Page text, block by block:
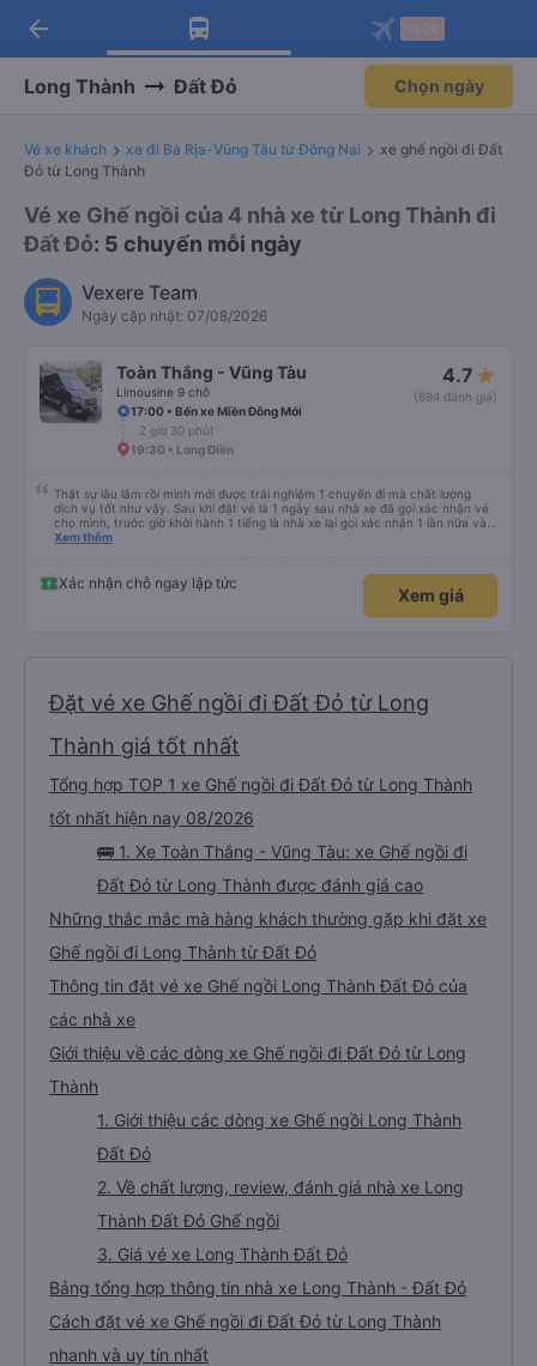
Tải app Vexere ngay!
Nhận ưu đãi thành viên độc
Mở app
Tải app Vexere
-30k/ghế khi đặt vé máy bay qua
Mở app
arrow_back
Long Thành Đất Đỏ Chọn ngày
Vé xe khách xe đi Bà Rịa-Vũng Tàu từ Đồng Nai
xe ghế ngồi đi Đất
Đỏ từ Long Thành
Vé xe Ghế ngồi của 4 nhà xe từ Long Thành đi
Đất Đỏ: 5 chuyến mỗi ngày
Vexere Team
Ngày cập nhật: 07/08/2026
Toàn Thắng - Vũng Tàu
Limousine 9 chỗ
4.7
(894 đánh giá)
17:00 • Bến xe Miền Đông Mới
2 giờ 30 phút
19:30 • Long Điền
Thật sự lâu lắm rồi mình mới được trải nghiệm 1 chuyến đi mà chất lượng
dịch vụ tốt như vậy. Sau khi đặt vé là 1 ngày sau nhà xe đã gọi xác nhận vé
cho mình, trước giờ khởi hành 1 tiếng là nhà xe lại gọi xác nhận 1 lần nữa và
cung cấp số đt của bác tài và số xe. Dịch vụ tốt, xe sạch sẽ và bác tài chạy
Xem thêm
Xác nhận chỗ ngay lập tức
Xem giá
Đặt vé xe Ghế ngồi đi Đất Đỏ từ Long
Thành giá tốt nhất
Tổng hợp TOP 1 xe Ghế ngồi đi Đất Đỏ từ Long Thành
tốt nhất hiện nay 08/2026
🚌 1. Xe Toàn Thắng - Vũng Tàu: xe Ghế ngồi đi
Đất Đỏ từ Long Thành được đánh giá cao
Những thắc mắc mà hàng khách thường gặp khi đặt xe
Ghế ngồi đi Long Thành từ Đất Đỏ
Thông tin đặt vé xe Ghế ngồi Long Thành Đất Đỏ của
các nhà xe
Giới thiệu về các dòng xe Ghế ngồi đi Đất Đỏ từ Long
Thành
1. Giới thiệu các dòng xe Ghế ngồi Long Thành
Đất Đỏ
2. Về chất lượng, review, đánh giá nhà xe Long
Thành Đất Đỏ Ghế ngồi
3. Giá vé xe Long Thành Đất Đỏ
Bảng tổng hợp thông tin nhà xe Long Thành - Đất Đỏ
Cách đặt vé xe Ghế ngồi đi Đất Đỏ từ Long Thành
nhanh và uy tín nhất